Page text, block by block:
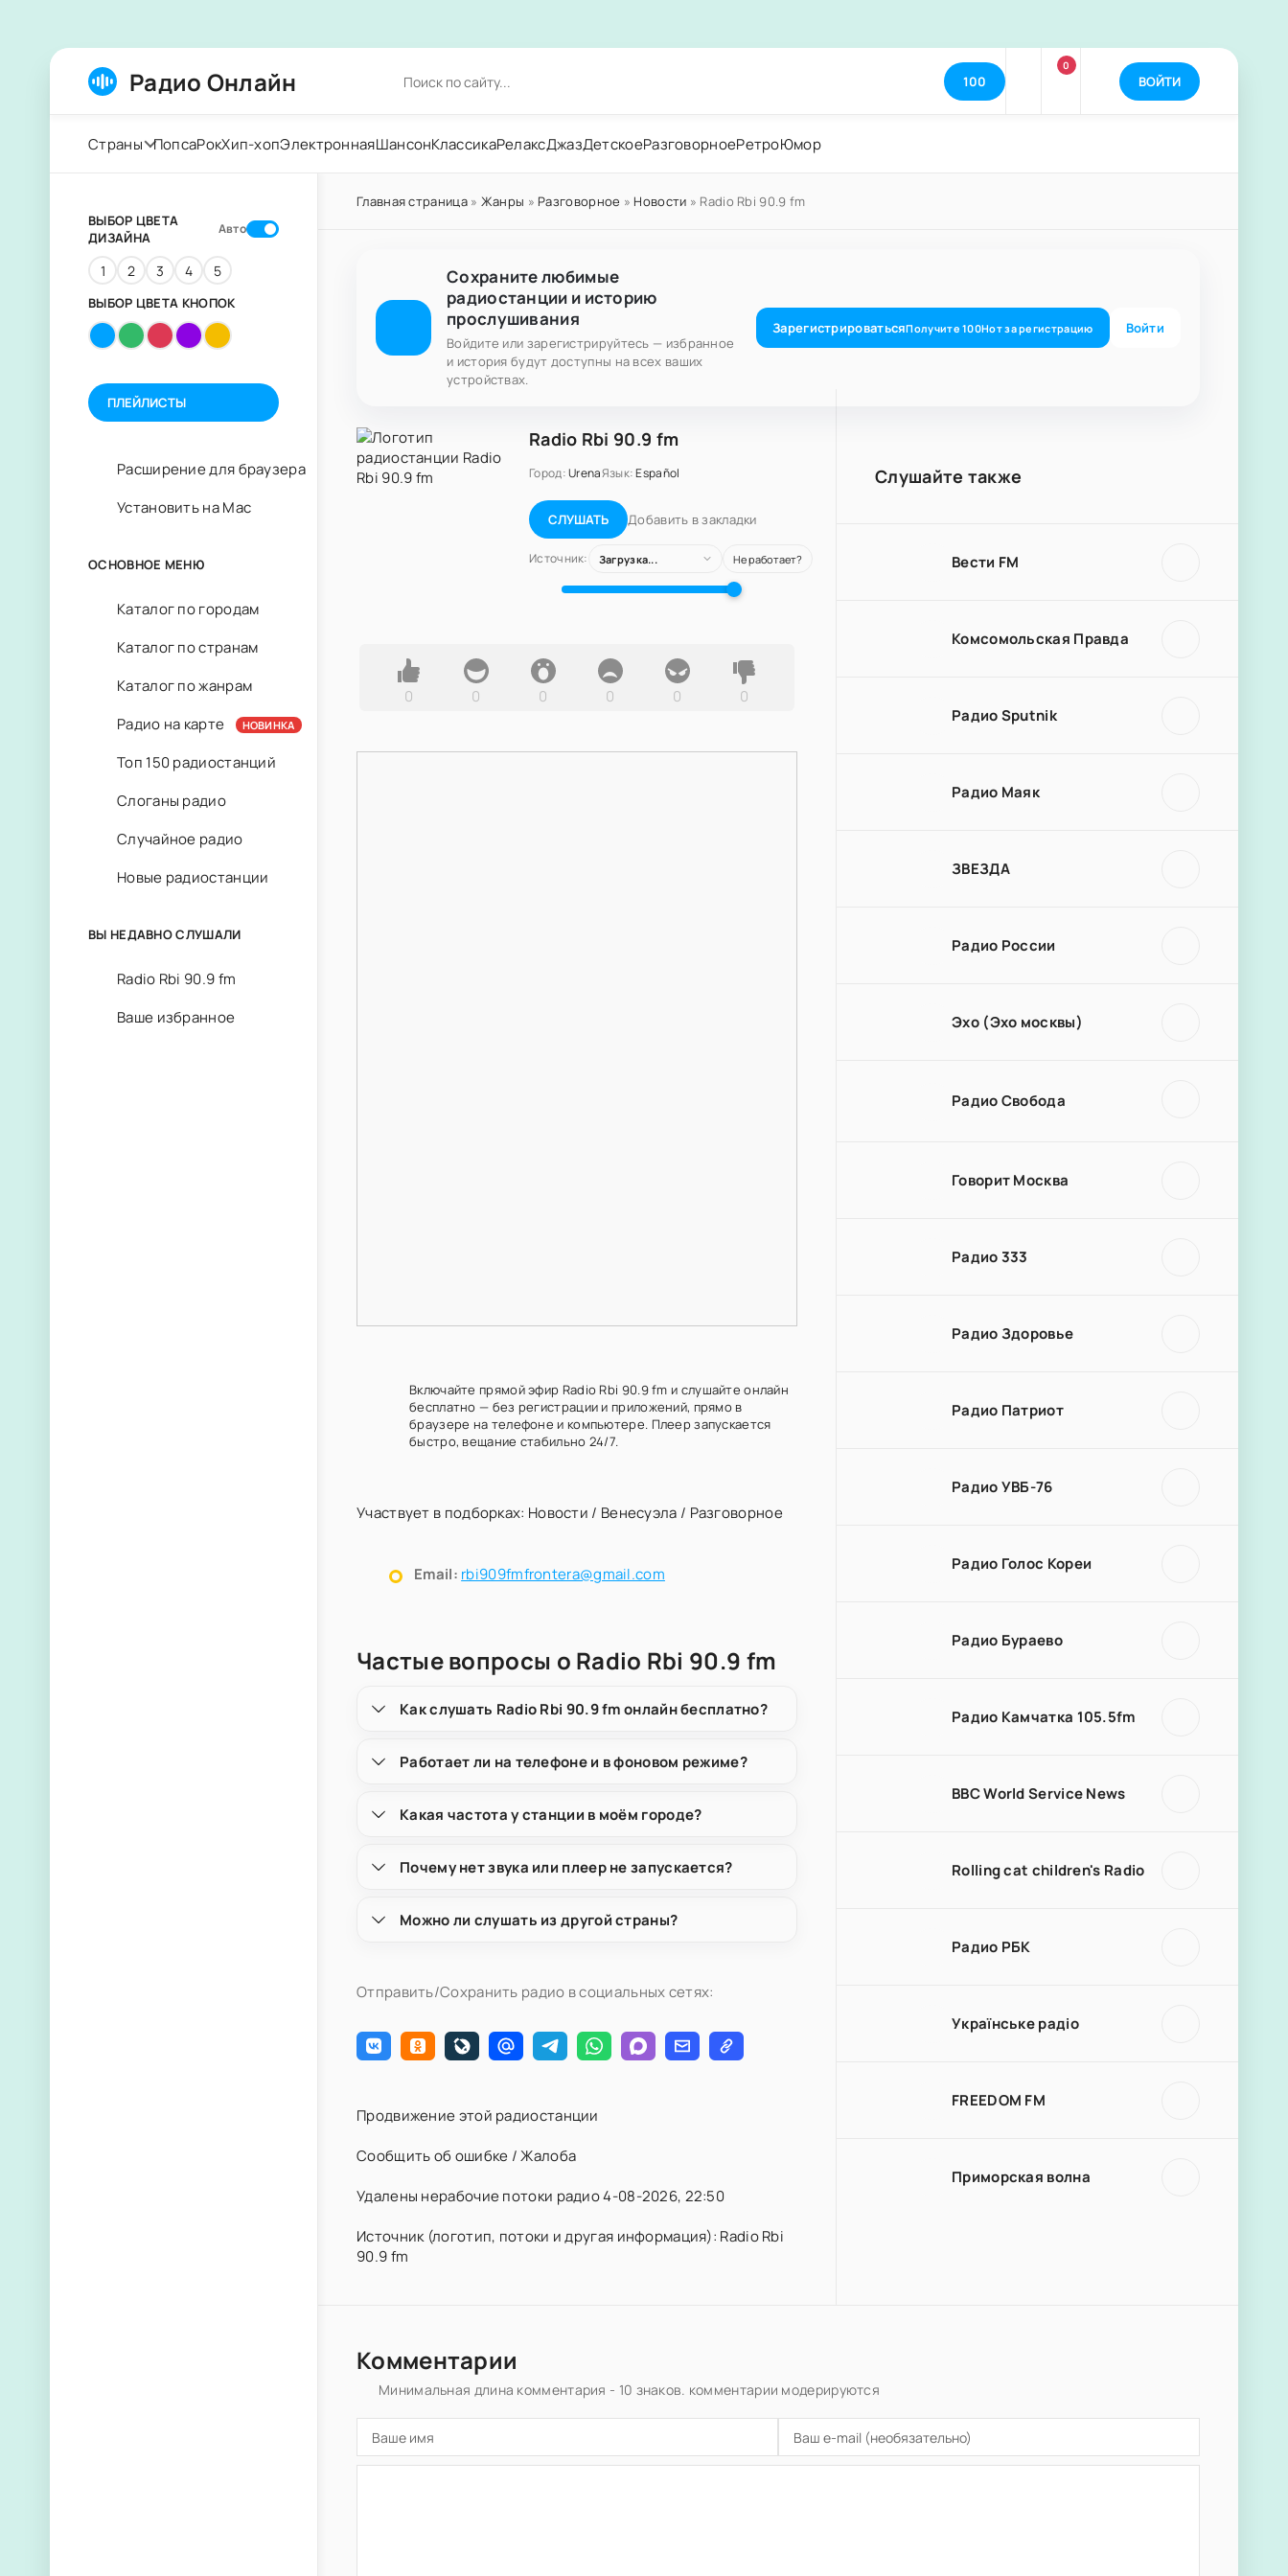
Радио Онлайн 100
0
ВОЙТИ
Страны ПопсаРокХип-хопЭлектроннаяШансонКлассикаРелаксДжазДетскоеРазговорноеРетроЮмор
Главная страница» Жанры » Разговорное » Новости » Radio Rbi 90.9 fm
Сохраните любимые
радиостанции и историю
прослушивания
Войдите или зарегистрируйтесь — избранное
и история будут доступны на всех ваших
устройствах.
ЗарегистрироватьсяПолучите100Нотза регистрацию Войти
Radio Rbi 90.9 fm
Город:UrenaЯзык: Español
СЛУШАТЬ Добавить в закладки
Источник: Загрузка... Не работает?
0 0 0 0 0 0
Включайте прямой эфир Radio Rbi 90.9 fm и слушайте онлайн
бесплатно — без регистрации и приложений, прямо в
браузере на телефоне и компьютере. Плеер запускается
быстро, вещание стабильно 24/7.
Участвует в подборках: Новости / Венесуэла / Разговорное
Email: rbi909fmfrontera@gmail.com
Частые вопросы о Radio Rbi 90.9 fm
Как слушать Radio Rbi 90.9 fm онлайн бесплатно?
Работает ли на телефоне и в фоновом режиме?
Какая частота у станции в моём городе?
Почему нет звука или плеер не запускается?
Можно ли слушать из другой страны?
Отправить/Сохранить радио в социальных сетях:
Продвижение этой радиостанции
Сообщить об ошибке / Жалоба
Удалены нерабочие потоки радио 4-08-2026, 22:50
Источник (логотип, потоки и другая информация): Radio Rbi
90.9 fm
Слушайте также
Вести FM
Комсомольская Правда
Радио Sputnik
Радио Маяк
ЗВЕЗДА
Радио России
Эхо (Эхо москвы)
Радио Свобода
Говорит Москва
Радио 333
Радио Здоровье
Радио Патриот
Радио УВБ-76
Радио Голос Кореи
Радио Бураево
Радио Камчатка 105.5fm
BBC World Service News
Rolling cat children's Radio
Радио РБК
Українське радіо
FREEDOM FM
Приморская волна
Комментарии
Минимальная длина комментария - 10 знаков. комментарии модерируются
ВЫБОР ЦВЕТА
ДИЗАЙНА
Авто
1 2 3 4 5
ВЫБОР ЦВЕТА КНОПОК
ПЛЕЙЛИСТЫ
Расширение для браузера
Установить на Mac
ОСНОВНОЕ МЕНЮ
Каталог по городам
Каталог по странам
Каталог по жанрам
Радио на карте
НОВИНКА
Топ 150 радиостанций
Слоганы радио
Случайное радио
Новые радиостанции
ВЫ НЕДАВНО СЛУШАЛИ
Radio Rbi 90.9 fm
Ваше избранное